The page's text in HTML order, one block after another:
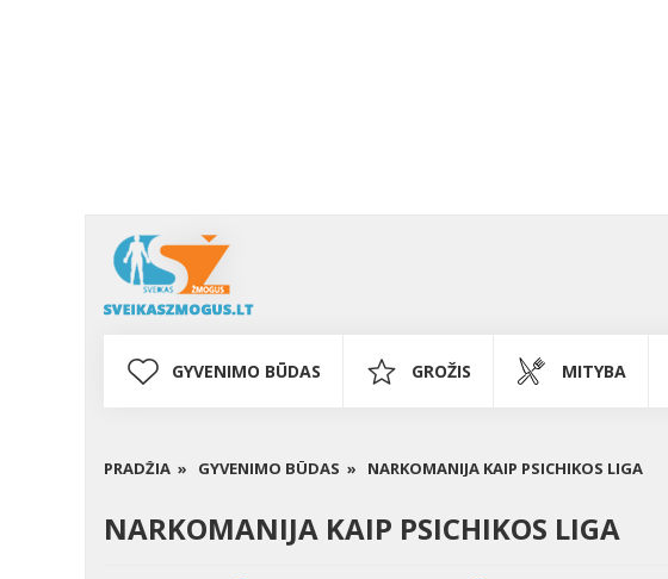
GYVENIMO BŪDAS GROŽIS MITYBA
PRADŽIA » GYVENIMO BŪDAS » NARKOMANIJA KAIP PSICHIKOS LIGA
NARKOMANIJA KAIP PSICHIKOS LIGA